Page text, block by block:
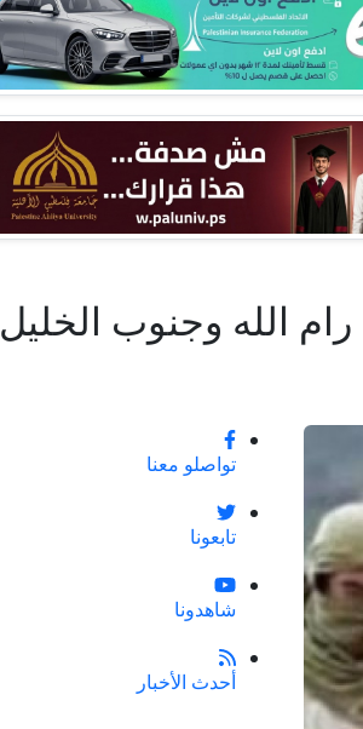
الله وجنوب الخليل
تواصلو معنا
تابعونا
شاهدونا
أحدث الأخبار